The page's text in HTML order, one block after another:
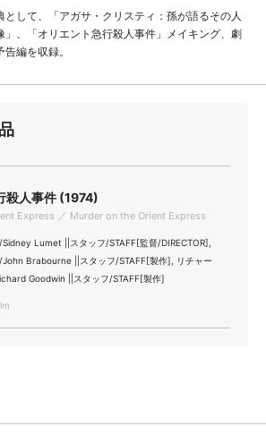
として、「アガサ・クリスティ：孫が語るその人
」、「オリエント急行殺人事件」メイキング、劇
告編を収録。
殺人事件 (1974)
Express ／ Murder on the Orient Express
Lumet ||スタッフ/STAFF[監督/DIRECTOR],
John Brabourne ||スタッフ/STAFF[製作], リチャー
Goodwin ||スタッフ/STAFF[製作]